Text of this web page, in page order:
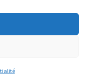
maçonnique.